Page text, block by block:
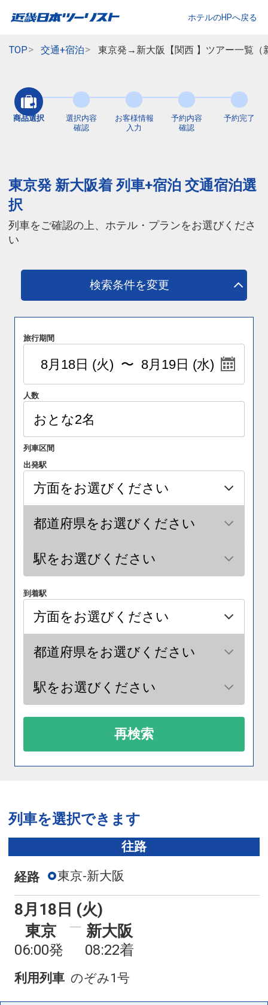
ホテルのHPへ戻る
TOP 交通+宿泊 東京発→新大阪【関西 】ツアー一覧（
商品選択
選択内容
確認
お客様情報
入力
予約内容
確認
予約完了
東京発 新大阪着 列車+宿泊 交通宿泊選
択
列車をご確認の上、ホテル・プランをお選びくださ
い
検索条件を変更
旅行期間
人数
列車区間
出発駅
到着駅
再検索
列車を選択できます
往路
経路 東京-新大阪
8月18日 (火)
東京
06:00発
新大阪
08:22着
利用列車 のぞみ1号